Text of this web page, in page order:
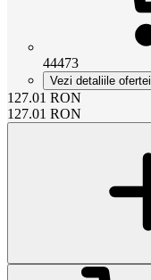
44473
Vezi detaliile ofertei
127.01 RON
127.01 RON